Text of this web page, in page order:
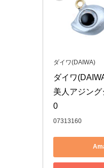
ダイワ(DAIWA)
ダイワ
美人アジン
0
07313160